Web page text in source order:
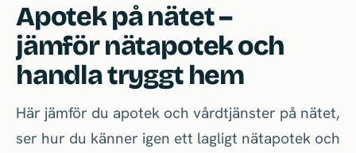
Apotek på nätet –
jämför nätapotek och
handla tryggt hem
Här jämför du apotek och vårdtjänster på nätet,
ser hur du känner igen ett lagligt nätapotek och